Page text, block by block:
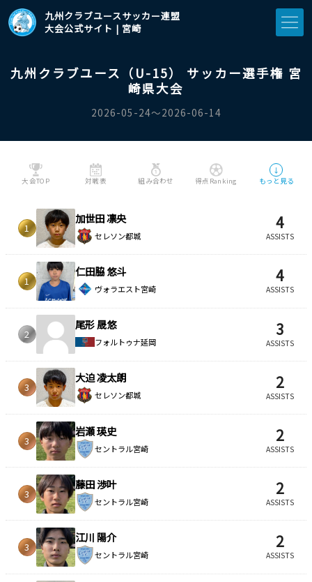
九州クラブユースサッカー連盟
大会公式サイト | 宮崎
九州クラブユース（U-15） サッカー選手権 宮
崎県大会
2026-05-24〜2026-06-14
大会TOP 対戦表 組み合わせ 得点Ranking
↓
もっと見る
1
加世田 凛央
セレソン都城
4
ASSISTS
1
仁田脇 悠斗
ヴォラエスト宮崎
4
ASSISTS
2
尾形 晟悠
フォルトゥナ延岡
3
ASSISTS
3
大迫 凌太朗
セレソン都城
2
ASSISTS
3
岩瀬 瑛史
セントラル宮崎
2
ASSISTS
3
藤田 渉叶
セントラル宮崎
2
ASSISTS
3
江川 陽介
セントラル宮崎
2
ASSISTS